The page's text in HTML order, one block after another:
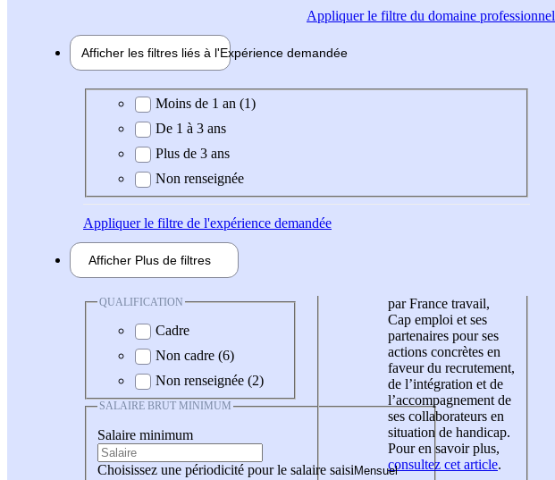
Appliquerle filtre du domaine professionnel
Afficher les filtres liés à l'Expérience demandée
Expérience demandée
Moins de 1 an (1)
De 1 à 3 ans
Plus de 3 ans
Non renseignée
Appliquerle filtre de l'expérience demandée
Afficher Plus de filtres
QUALIFICATION
Cadre
Non cadre (6)
Non renseignée (2)
SALAIRE BRUT MINIMUM
Salaire minimum
Choisissez une périodicité pour le salaire saisi
par France travail,
Cap emploi et ses
partenaires pour ses
actions concrètes en
faveur du recrutement,
de l’intégration et de
l’accompagnement de
ses collaborateurs en
situation de handicap.
Pour en savoir plus,
consultez cet article.